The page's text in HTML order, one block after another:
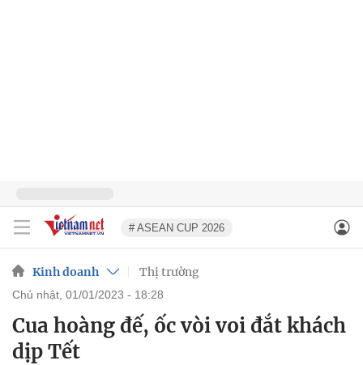
# ASEAN CUP 2026
Kinh doanh Thị trường
chủ nhật, 01/01/2023 - 18:28
Cua hoàng đế, ốc vòi voi đắt khách
dịp Tết